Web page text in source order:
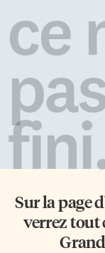
ce
Sur la page
verrez tout